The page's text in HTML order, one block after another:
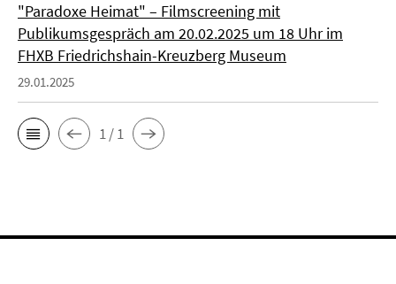
"Paradoxe Heimat" – Filmscreening mit
Publikumsgespräch am 20.02.2025 um 18 Uhr im
FHXB Friedrichshain-Kreuzberg Museum
29.01.2025
1 / 1